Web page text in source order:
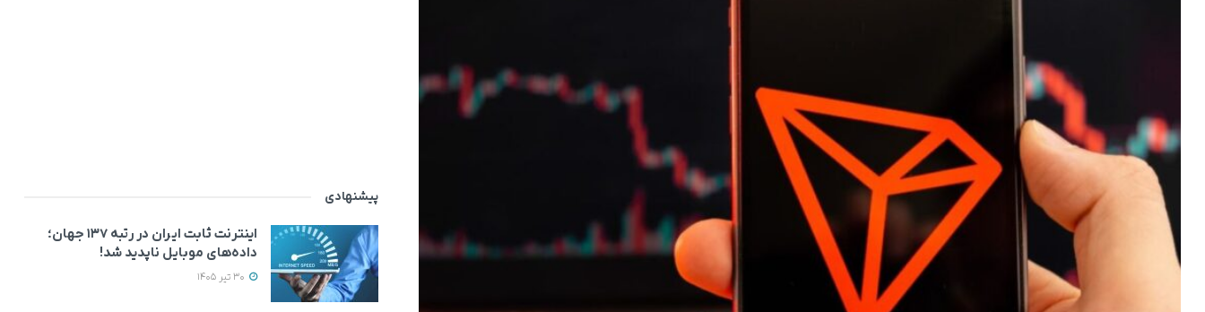
پیشنهادی
اینترنت ثابت ایران در رتبه ۱۳۷ جهان؛
داده‌های موبایل ناپدید شد!